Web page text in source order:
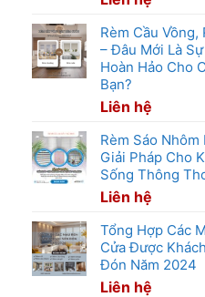
Rèm Cầu Vồng,
– Đâu Mới Là
Hoàn Hảo Cho
Bạn?
Liên hệ
Rèm Sáo Nhôm
Giải Pháp Cho
Sống Thông
Liên hệ
Tổng Hợp Các
Cửa Được
Đón Năm 2024
Liên hệ